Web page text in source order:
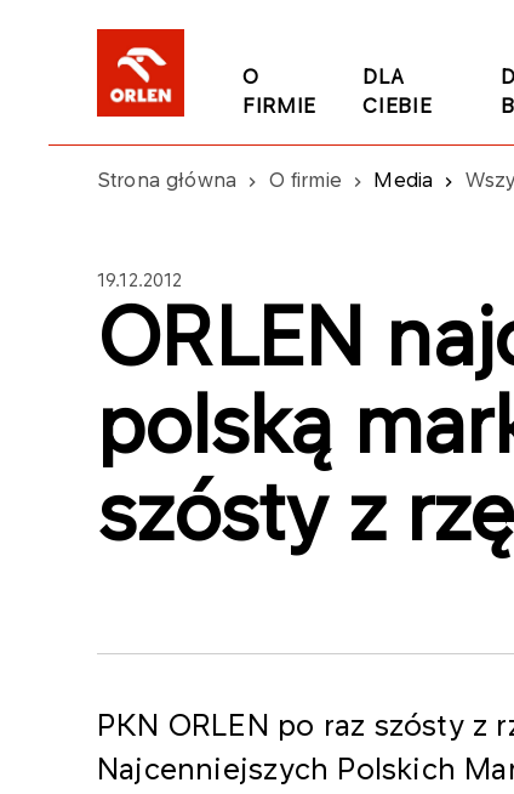
O
FIRMIE
DLA
CIEBIE
Strona główna O firmie Media
19.12.2012
ORLEN
polską
szósty z
PKN ORLEN po raz szósty z
Najcenniejszych Polskich